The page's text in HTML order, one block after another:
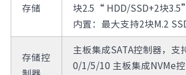
存储
块2.5“ HDD/SSD+2块
内置：最大支持2块M.2
存储控
主板集成SATA控制器，支
0/1/5/10 主板集成NVMe